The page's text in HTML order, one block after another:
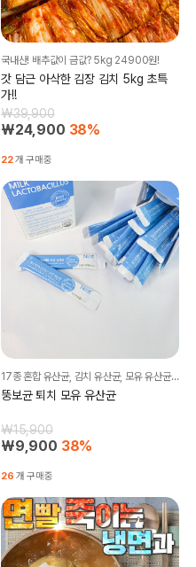
국내산! 배추값이 금값? 5kg 24900원!
갓 담근 아삭한 김장 김치 5kg 초특
가!!
₩39,900
₩24,900 38%
22개 구매중
17종 혼합 유산균, 김치 유산균, 모유 유산균으로 장 클린 99.9%!
뚱보균 퇴치 모유 유산균
₩15,900
₩9,900 38%
26 개 구매중